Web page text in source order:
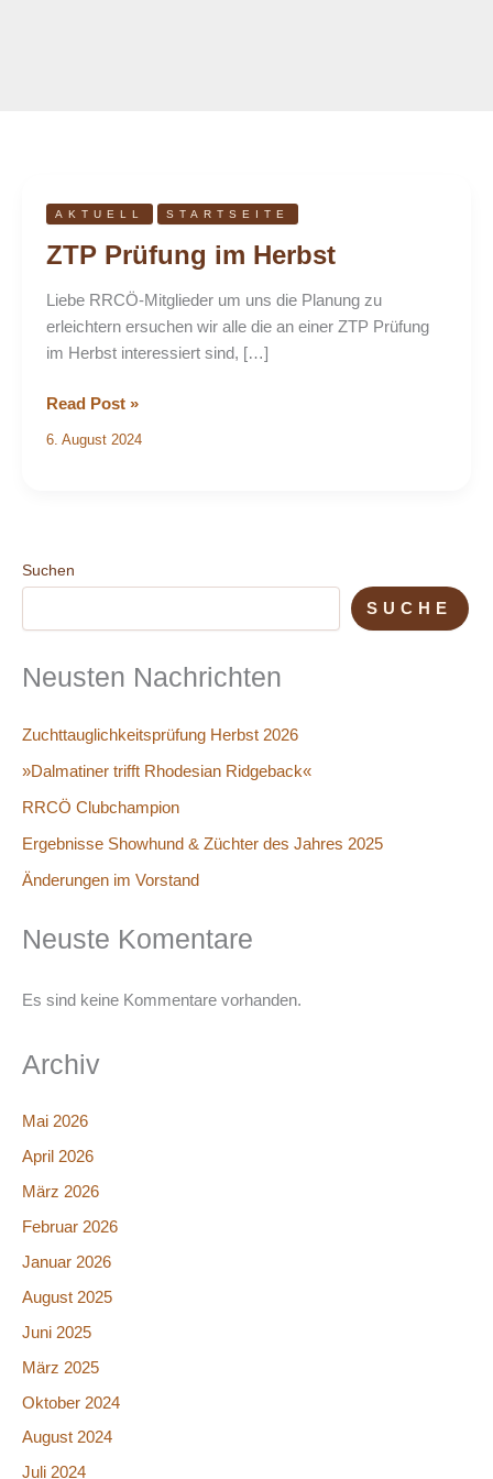
AKTUELL STARTSEITE
ZTP Prüfung im Herbst
Liebe RRCÖ-Mitglieder um uns die Planung zu
erleichtern ersuchen wir alle die an einer ZTP Prüfung
im Herbst interessiert sind, […]
ZTP
im
Herbst
Read Post »
6. August 2024
Suchen
SUCHE
Neusten Nachrichten
Zuchttauglichkeitsprüfung Herbst 2026
»Dalmatiner trifft Rhodesian Ridgeback«
RRCÖ Clubchampion
Ergebnisse Showhund & Züchter des Jahres 2025
Änderungen im Vorstand
Neuste Komentare
Es sind keine Kommentare vorhanden.
Archiv
Mai 2026
April 2026
März 2026
Februar 2026
Januar 2026
August 2025
Juni 2025
März 2025
Oktober 2024
August 2024
Juli 2024